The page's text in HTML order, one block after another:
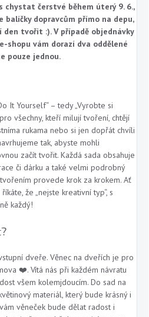
chystat čerstvé během úterý 9. 6.,
balíčky dopravcům přímo na depu,
den tvořit :).V případě objednávky
shopu vám dorazí dva oddělené
pouze jednou.
It Yourself“ – tedy „Vyrobte si
všechny, kteří milují tvoření, chtějí
rukama nebo si jen dopřát chvíli
tak, abyste mohli
začít tvořit. Každá sada obsahuje
či dárku a také velmi podrobný
provede krok za krokem. Ať
že „nejste kreativní typ“, s
každý!
dveře. Věnec na dveřích je pro
❤️. Vítá nás při každém návratu
všem kolemjdoucím. Do sad na
materiál, který bude krásný i
věneček bude dělat radost i